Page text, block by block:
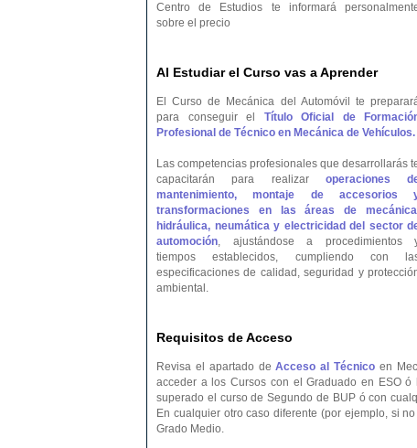
Centro de Estudios te informará
sobre el precio
Al Estudiar el Curso vas a Aprender
El Curso de Mecánica del Automóvil te
para conseguir el Título Oficial de
Profesional de Técnico en Mecánica de Vehículos.
Las competencias profesionales que desarrollarás
capacitarán para realizar operaciones
mantenimiento, montaje de accesorios
transformaciones en las áreas de
hidráulica, neumática y electricidad del sector
automoción, ajustándose a procedimientos
tiempos establecidos, cumpliendo con
especificaciones de calidad, seguridad y
ambiental.
Requisitos de Acceso
Revisa el apartado deAcceso al Técnico en
acceder a los Cursos con el Graduado en ESO
superado el curso de Segundo de BUP ó con
En cualquier otro caso diferente (por ejemplo, si
Grado Medio.